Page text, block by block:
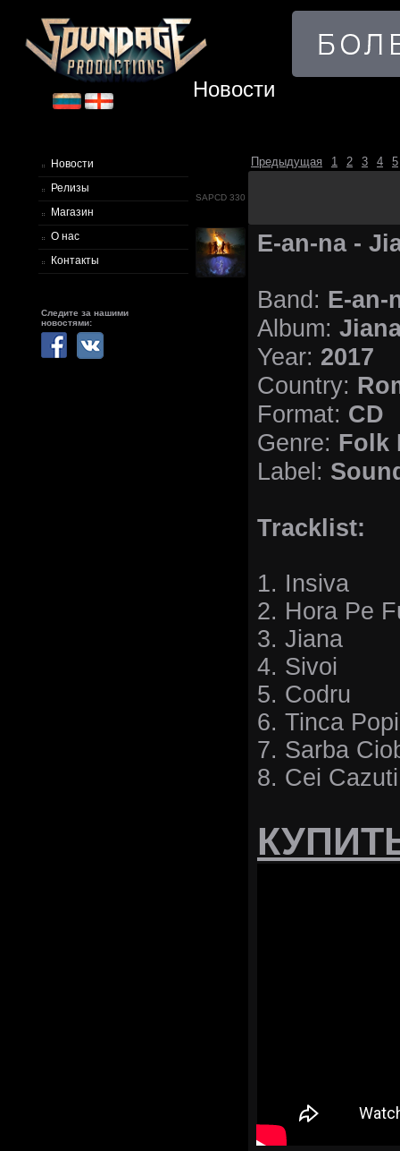
Новости
Релизы
Магазин
О нас
Контакты
Следите за нашими
новостями:
Новости
Предыдущая 1 2 3 4 5
SAPCD 330
E-an-na -
Band: E-an-
Album:
Year: 2017
Country:
Format: CD
Genre: Folk
Label:
Tracklist:
1. Insiva
2. Hora Pe
3. Jiana
4. Sivoi
5. Codru
6. Tinca
7. Sarba
8. Cei